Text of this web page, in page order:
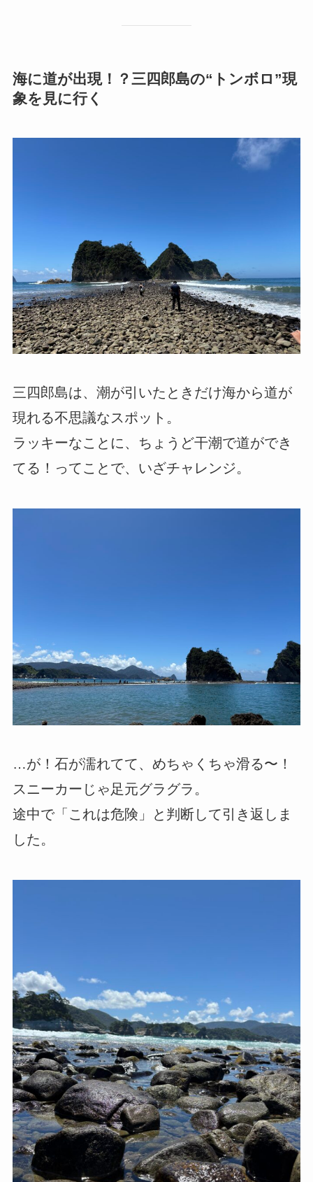
海に道が出現！？三四郎島の“トンボロ”現
象を見に行く
三四郎島は、潮が引いたときだけ海から道が
現れる不思議なスポット。
ラッキーなことに、ちょうど干潮で道ができ
てる！ってことで、いざチャレンジ。
…が！石が濡れてて、めちゃくちゃ滑る〜！
スニーカーじゃ足元グラグラ。
途中で「これは危険」と判断して引き返しま
した。